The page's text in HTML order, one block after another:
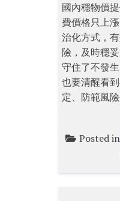
國內穩物價
費價格只上
治化方式，
險，及時穩
守住了不發
也要清醒看
定、防範風
Posted in